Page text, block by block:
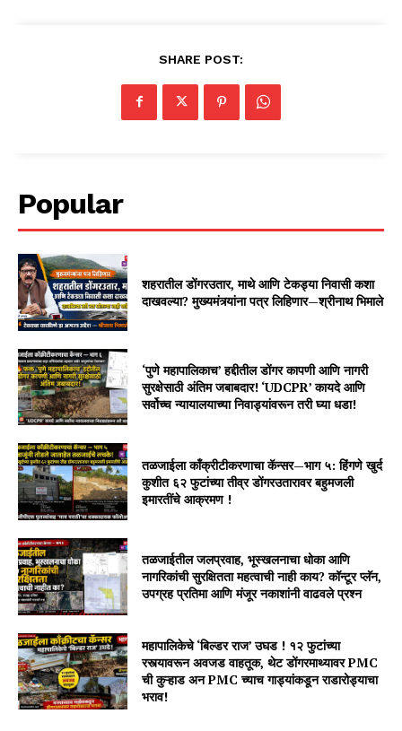
SHARE POST:
Popular
शहरातील डोंगरउतार, माथे आणि टेकड्या निवासी कशा
दाखवल्या? मुख्यमंत्र्यांना पत्र लिहिणार—श्रीनाथ भिमाले
‘पुणे महापालिकाच’ हद्दीतील डोंगर कापणी आणि नागरी
सुरक्षेसाठी अंतिम जबाबदार! ‘UDCPR’ कायदे आणि
सर्वोच्च न्यायालयाच्या निवाड्यांवरून तरी घ्या धडा!
तळजाईला काँक्रीटीकरणाचा कॅन्सर—भाग ५: हिंगणे खुर्द
कुशीत ६२ फुटांच्या तीव्र डोंगरउतारावर बहुमजली
इमारतींचे आक्रमण !
तळजाईतील जलप्रवाह, भूस्खलनाचा धोका आणि
नागरिकांची सुरक्षितता महत्वाची नाही काय? कॉन्टूर प्लॅन,
उपग्रह प्रतिमा आणि मंजूर नकाशांनी वाढवले प्रश्न
महापालिकेचे ‘बिल्डर राज’ उघड ! १२ फुटांच्या
रस्त्यावरून अवजड वाहतूक, थेट डोंगरमाथ्यावर PMC
ची कुऱ्हाड अन PMC च्याच गाड्यांकडून राडारोड्याचा
भराव!